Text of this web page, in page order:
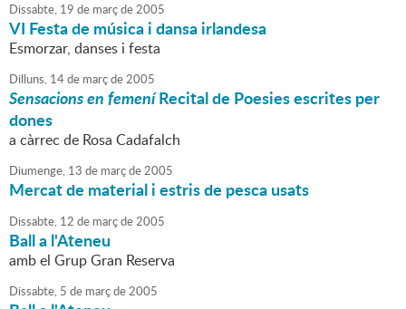
Dissabte, 19 de marçde2005
VI Festa de música i dansa irlandesa
Esmorzar, danses i festa
Dilluns, 14de marçde2005
Sensacions en femeníRecital de Poesies escrites per
dones
a càrrec de Rosa Cadafalch
Diumenge, 13 de marçde2005
Mercat de material i estris de pesca usats
Dissabte, 12 de marçde2005
Ball a l'Ateneu
amb el Grup Gran Reserva
Dissabte, 5 de marçde2005